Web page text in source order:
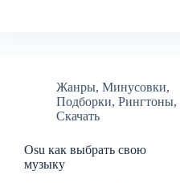
Жанры, Минусовки,
Подборки, Рингтоны,
Скачать
Osu как выбрать свою
музыку